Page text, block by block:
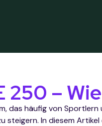
250 –
das häufig von
In diesem